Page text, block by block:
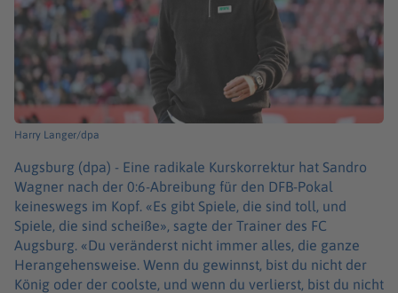
Harry Langer/dpa
Augsburg (dpa) - Eine radikale Kurskorrektur hat Sandro
Wagner nach der 0:6-Abreibung für den DFB-Pokal
keineswegs im Kopf. «Es gibt Spiele, die sind toll, und
Spiele, die sind scheiße», sagte der Trainer des FC
Augsburg. «Du veränderst nicht immer alles, die ganze
Herangehensweise. Wenn du gewinnst, bist du nicht der
König oder der coolste, und wenn du verlierst, bist du nicht